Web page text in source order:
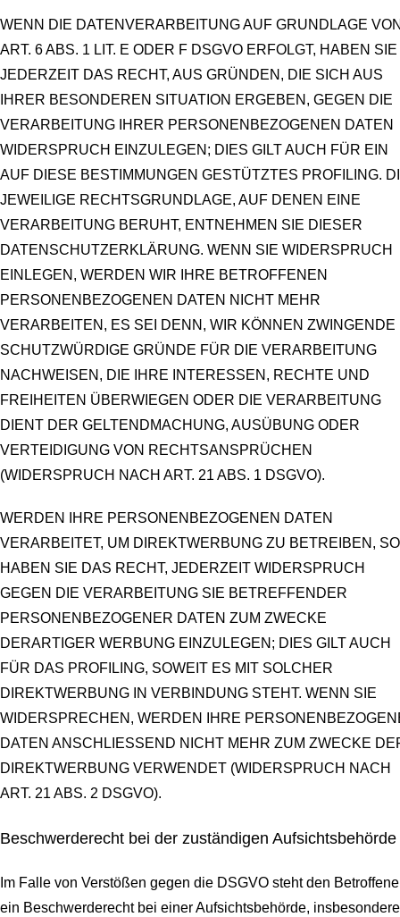
WENN DIE DATENVERARBEITUNG AUF GRUNDLAGE
ART. 6 ABS. 1 LIT. E ODER F DSGVO ERFOLGT, HABEN SIE
JEDERZEIT DAS RECHT, AUS GRÜNDEN, DIE SICH AUS
IHRER BESONDEREN SITUATION ERGEBEN, GEGEN DIE
VERARBEITUNG IHRER PERSONENBEZOGENEN DATEN
WIDERSPRUCH EINZULEGEN; DIES GILT AUCH FÜR EIN
AUF DIESE BESTIMMUNGEN GESTÜTZTES PROFILING.
JEWEILIGE RECHTSGRUNDLAGE, AUF DENEN EINE
VERARBEITUNG BERUHT, ENTNEHMEN SIE DIESER
DATENSCHUTZERKLÄRUNG. WENN SIE WIDERSPRUCH
EINLEGEN, WERDEN WIR IHRE BETROFFENEN
PERSONENBEZOGENEN DATEN NICHT MEHR
VERARBEITEN, ES SEI DENN, WIR KÖNNEN ZWINGENDE
SCHUTZWÜRDIGE GRÜNDE FÜR DIE VERARBEITUNG
NACHWEISEN, DIE IHRE INTERESSEN, RECHTE UND
FREIHEITEN ÜBERWIEGEN ODER DIE VERARBEITUNG
DIENT DER GELTENDMACHUNG, AUSÜBUNG ODER
VERTEIDIGUNG VON RECHTSANSPRÜCHEN
(WIDERSPRUCH NACH ART. 21 ABS. 1 DSGVO).
WERDEN IHRE PERSONENBEZOGENEN DATEN
VERARBEITET, UM DIREKTWERBUNG ZU BETREIBEN, SO
HABEN SIE DAS RECHT, JEDERZEIT WIDERSPRUCH
GEGEN DIE VERARBEITUNG SIE BETREFFENDER
PERSONENBEZOGENER DATEN ZUM ZWECKE
DERARTIGER WERBUNG EINZULEGEN; DIES GILT AUCH
FÜR DAS PROFILING, SOWEIT ES MIT SOLCHER
DIREKTWERBUNG IN VERBINDUNG STEHT. WENN SIE
WIDERSPRECHEN, WERDEN IHRE
DATEN ANSCHLIESSEND NICHT MEHR ZUM ZWECKE
DIREKTWERBUNG VERWENDET (WIDERSPRUCH NACH
ART. 21 ABS. 2 DSGVO).
Beschwerde­recht bei der zuständigen Aufsichts­behörde
Im Falle von Verstößen gegen die DSGVO steht den
ein Beschwerderecht bei einer Aufsichtsbehörde,